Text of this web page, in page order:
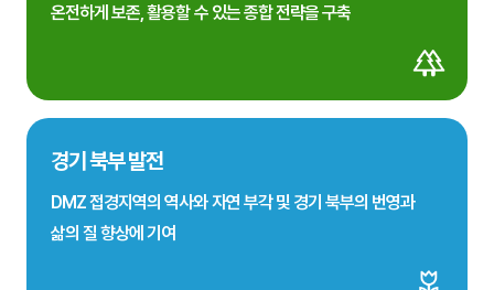
온전하게 보존, 활용할 수 있는 종합 전략을 구축
경기 북부 발전
DMZ 접경지역의 역사와 자연 부각 및 경기 북부의 번영과
삶의 질 향상에 기여